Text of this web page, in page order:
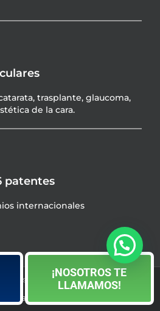
trasplante, glaucoma,
de la cara.
patentes
internacionales
. Todos los derechos reservados.
Privacidad
¡NOSOTROS TE
LLAMAMOS!